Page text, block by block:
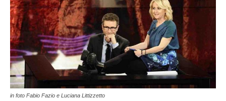
in foto Fabio Fazio e Luciana Littizzetto